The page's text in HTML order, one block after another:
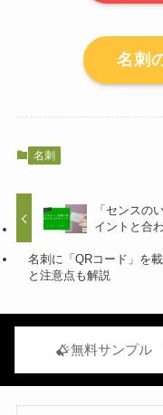
名刺
名刺
「センスの
イントと合
名刺に「QRコード」を
と注意点も解説
この記事を書い
無料サンプル